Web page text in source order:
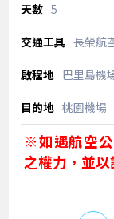
5
長榮航
巴里島機
桃園機場
※如遇航空
之權力，並